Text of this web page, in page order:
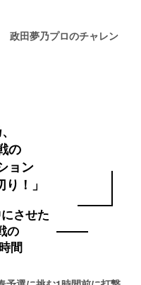
政田夢乃プロのチャレン
の
ョン
！」
させた
の
間